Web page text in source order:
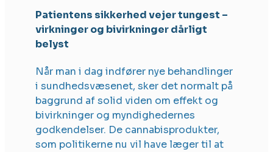
Patientens sikkerhed vejer tungest –
virkninger og bivirkninger dårligt
belyst
Når man i dag indfører nye behandlinger
i sundhedsvæsenet, sker det normalt på
baggrund af solid viden om effekt og
bivirkninger og myndighedernes
godkendelser. De cannabisprodukter,
som politikerne nu vil have læger til at